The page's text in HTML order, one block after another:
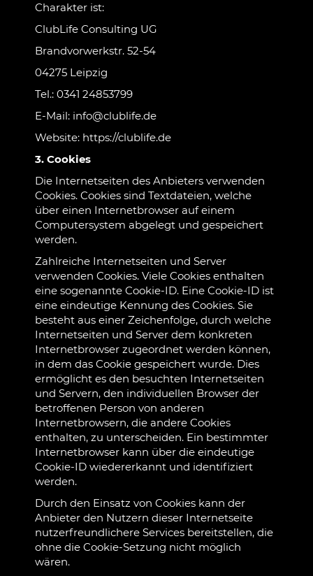
Charakter ist:
ClubLife Consulting UG
Brandvorwerkstr. 52-54
04275 Leipzig
Tel.: 0341 24853799
E-Mail: info@clublife.de
Website: https://clublife.de
3. Cookies
Die Internetseiten des Anbieters verwenden
Cookies. Cookies sind Textdateien, welche
über einen Internetbrowser auf einem
Computersystem abgelegt und gespeichert
werden.
Zahlreiche Internetseiten und Server
verwenden Cookies. Viele Cookies enthalten
eine sogenannte Cookie-ID. Eine Cookie-ID ist
eine eindeutige Kennung des Cookies. Sie
besteht aus einer Zeichenfolge, durch welche
Internetseiten und Server dem konkreten
Internetbrowser zugeordnet werden können,
in dem das Cookie gespeichert wurde. Dies
ermöglicht es den besuchten Internetseiten
und Servern, den individuellen Browser der
betroffenen Person von anderen
Internetbrowsern, die andere Cookies
enthalten, zu unterscheiden. Ein bestimmter
Internetbrowser kann über die eindeutige
Cookie-ID wiedererkannt und identifiziert
werden.
Durch den Einsatz von Cookies kann der
Anbieter den Nutzern dieser Internetseite
nutzerfreundlichere Services bereitstellen, die
ohne die Cookie-Setzung nicht möglich
wären.